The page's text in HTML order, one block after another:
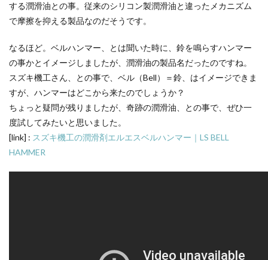
する潤滑油との事。従来のシリコン製潤滑油と違ったメカニズム
で摩擦を抑える製品なのだそうです。
なるほど。ベルハンマー、とは聞いた時に、鈴を鳴らすハンマー
の事かとイメージしましたが、潤滑油の製品名だったのですね。
スズキ機工さん、との事で、ベル（Bell）＝鈴、はイメージできま
すが、ハンマーはどこから来たのでしょうか？
ちょっと疑問が残りましたが、奇跡の潤滑油、との事で、ぜひ一
度試してみたいと思いました。
[link] : スズキ機工の潤滑剤エルエスベルハンマー｜LS BELL
HAMMER